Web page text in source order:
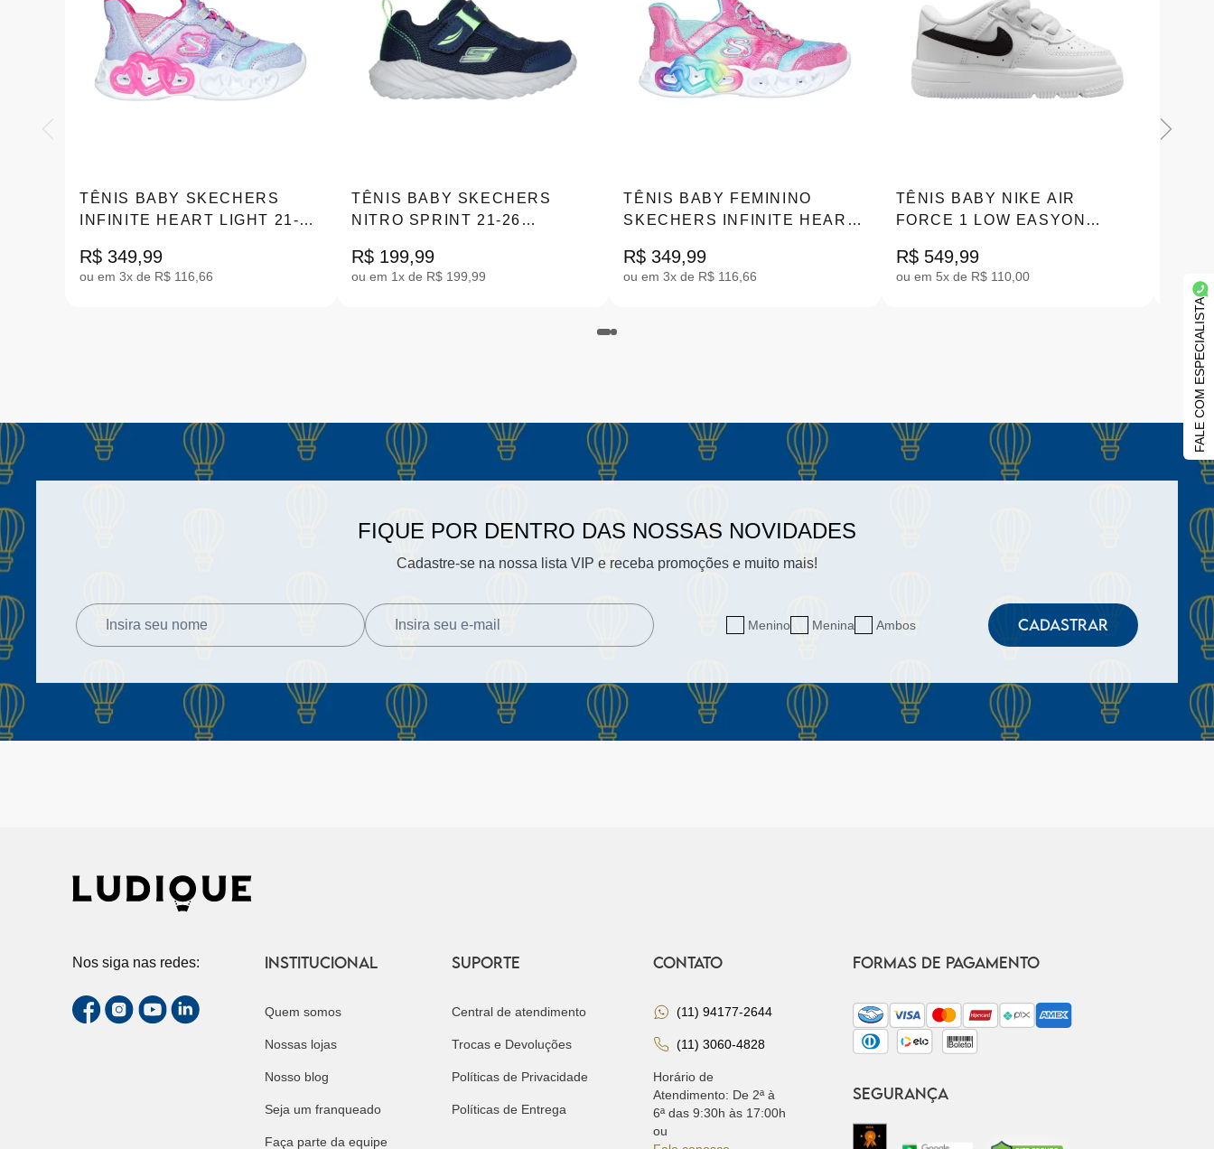
FALE COM ESPECIALISTA
TÊNIS BABY SKECHERS
INFINITE HEART LIGHT 21-26
R$ 349,99
ou em 3x de R$ 116,66
TÊNIS BABY SKECHERS
NITRO SPRINT 21-26
R$ 199,99
ou em 1x de R$ 199,99
TÊNIS BABY FEMININO
SKECHERS INFINITE HEART
303755N_PKMT
R$ 349,99
ou em 3x de R$ 116,66
TÊNIS BABY NIKE AIR
FORCE 1 LOW EASYON
R$ 549,99
ou em 5x de R$ 110,00
FIQUE POR DENTRO DAS NOSSAS NOVIDADES
Cadastre-se na nossa lista VIP e receba promoções e muito mais!
Menino Menina Ambos CADASTRAR
Nos siga nas redes: INSTITUCIONAL
Quem somos
Nossas lojas
Nosso blog
Seja um franqueado
Faça parte da equipe
SUPORTE
Central de atendimento
Trocas e Devoluções
Políticas de Privacidade
Políticas de Entrega
CONTATO
(11) 94177-2644
(11) 3060-4828
Horário de
Atendimento: De 2ª à
6ª das 9:30h às 17:00h
ou
FORMAS DE PAGAMENTO
SEGURANÇA